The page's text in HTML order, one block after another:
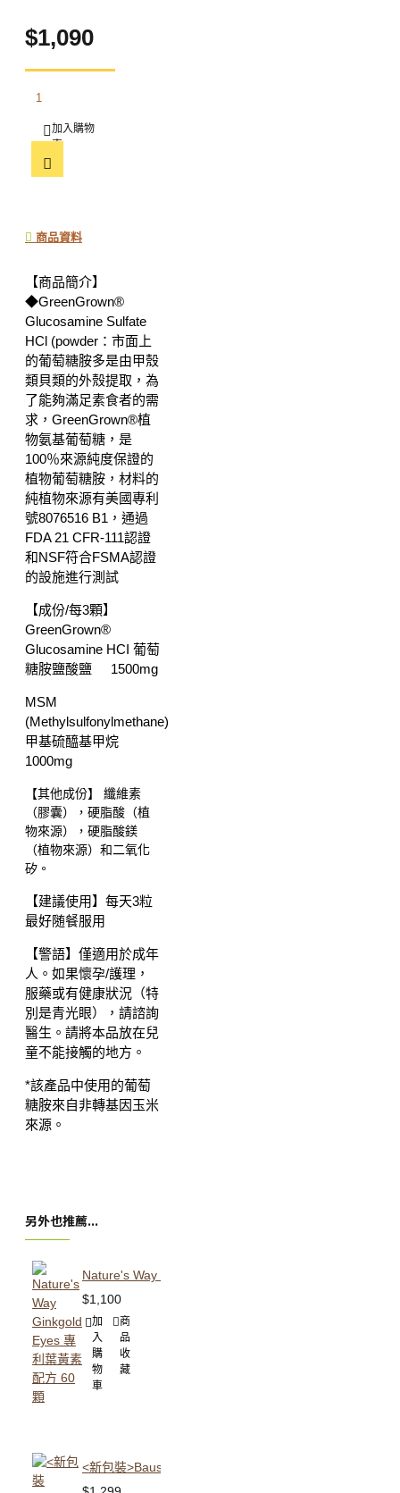
$1,090
加入購物
車
商品資料
【商品簡介】
◆GreenGrown®
Glucosamine Sulfate
HCl (powder：市面上
的葡萄糖胺多是由甲殼
類貝類的外殼提取，為
了能夠滿足素食者的需
求，GreenGrown®植
物氨基葡萄糖，是
100％來源純度保證的
植物葡萄糖胺，材料的
純植物來源有美國專利
號8076516 B1，通過
FDA 21 CFR-111認證
和NSF符合FSMA認證
的設施進行測試
【成份/每3顆】
GreenGrown®
Glucosamine HCI 葡萄
糖胺鹽酸鹽
1500mg
MSM
(Methylsulfonylmethane)
甲基硫醯基甲烷
1000mg
【其他成份】 纖維素
（膠囊），硬脂酸（植
物來源），硬脂酸鎂
（植物來源）和二氧化
矽。
【建議使用】每天3粒
最好随餐服用
【警語】僅適用於成年
人。如果懷孕/護理，
服藥或有健康狀況（特
別是青光眼），請諮詢
醫生。請將本品放在兒
童不能接觸的地方。
*該產品中使用的葡萄
糖胺來自非轉基因玉米
來源。
另外也推薦...
Nature's Way Ginkgold Eyes 專利葉黃素配方 60 顆
$1,100
加
入
購
物
車
商
品
收
藏
<新包裝>Bausch & Lomb Ocuvite 50+ 博士倫 護眼維生